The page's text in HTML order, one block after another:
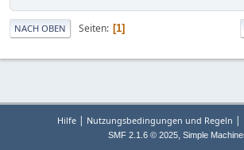
NACH OBEN Seiten 1
Hilfe | Nutzungsbedingungen und Regeln |
SMF 2.1.6 © 2025, Simple